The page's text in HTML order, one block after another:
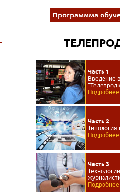
Программма
Часть 1
Введение
Подробнее
Часть 2
Типология
Подробнее
Часть 3
Подробнее